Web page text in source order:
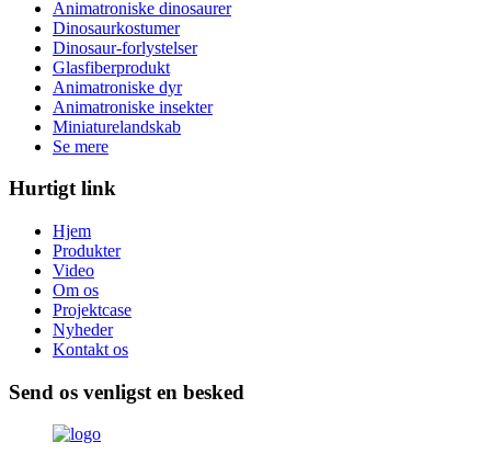
Animatroniske dinosaurer
Dinosaurkostumer
Dinosaur-forlystelser
Glasfiberprodukt
Animatroniske dyr
Animatroniske insekter
Miniaturelandskab
Se mere
Hurtigt link
Hjem
Produkter
Video
Om os
Projektcase
Nyheder
Kontakt os
Send os venligst en besked